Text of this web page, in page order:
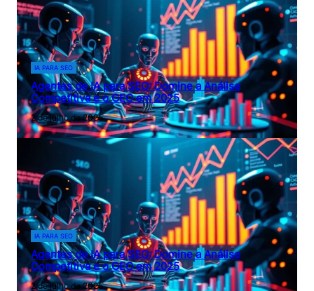
IA PARA SEO
Agentes de IA para SEO: Domine a Análise
Competitiva e o GEO em 2025
2 de julho de 2025
IA PARA SEO
Agentes de IA para SEO: Domine a Análise
Competitiva e o GEO em 2025
2 de julho de 2025